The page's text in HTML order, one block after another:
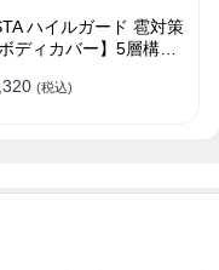
ハイルガード 雹対策
ディカバー】5層構造
防風 極厚 防風ロープ
(税込)